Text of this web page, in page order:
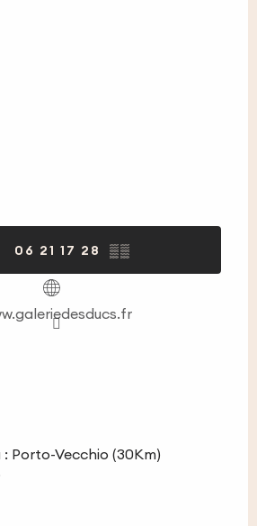
06 21 17 28 ▒▒
: Porto-Vecchio (30Km)